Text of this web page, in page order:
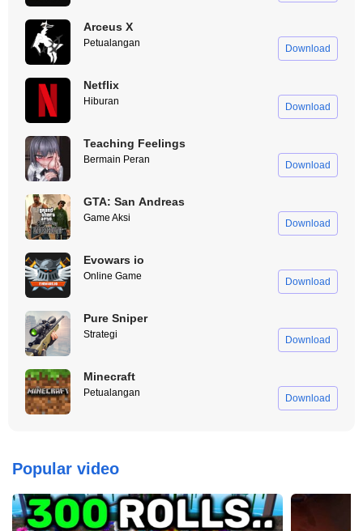
Arceus X
Petualangan Download
Netflix
Hiburan Download
Teaching Feelings
Bermain Peran Download
GTA: San Andreas
Game Aksi Download
Evowars io
Online Game Download
Pure Sniper
Strategi Download
Minecraft
Petualangan Download
Popular video